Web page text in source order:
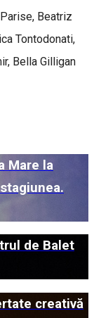
Beatriz
Tontodonati,
Bella Gilligan
Mare la
de Balet
creativă